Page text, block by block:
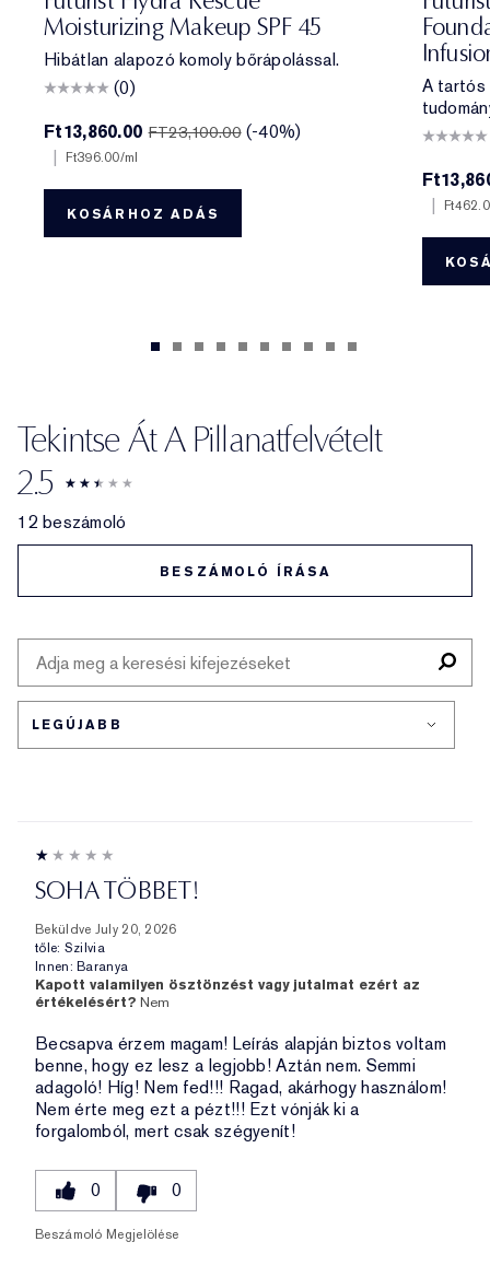
Moisturizing Makeup SPF 45
Hibátlan alapozó komoly bőrápolással.
(0)
Ft13,860.00FT23,100.00 (-40%)
Ft396.00/ml
KOSÁRHOZ ADÁS
A tartós
Tekintse Át A Pillanatfelvételt
2.5
12 beszámoló
BESZÁMOLÓ ÍRÁSA
SOHA TÖBBET!
Beküldve July 20, 2026
tőle: Szilvia
Innen: Baranya
Kapott valamilyen ösztönzést vagy jutalmat ezért az
értékelésért? Nem
Becsapva érzem magam! Leírás alapján biztos voltam
benne, hogy ez lesz a legjobb! Aztán nem. Semmi
adagoló! Híg! Nem fed!!! Ragad, akárhogy használom!
Nem érte meg ezt a pézt!!! Ezt vónják ki a
forgalomból, mert csak szégyenít!
0 0
Beszámoló Megjelölése